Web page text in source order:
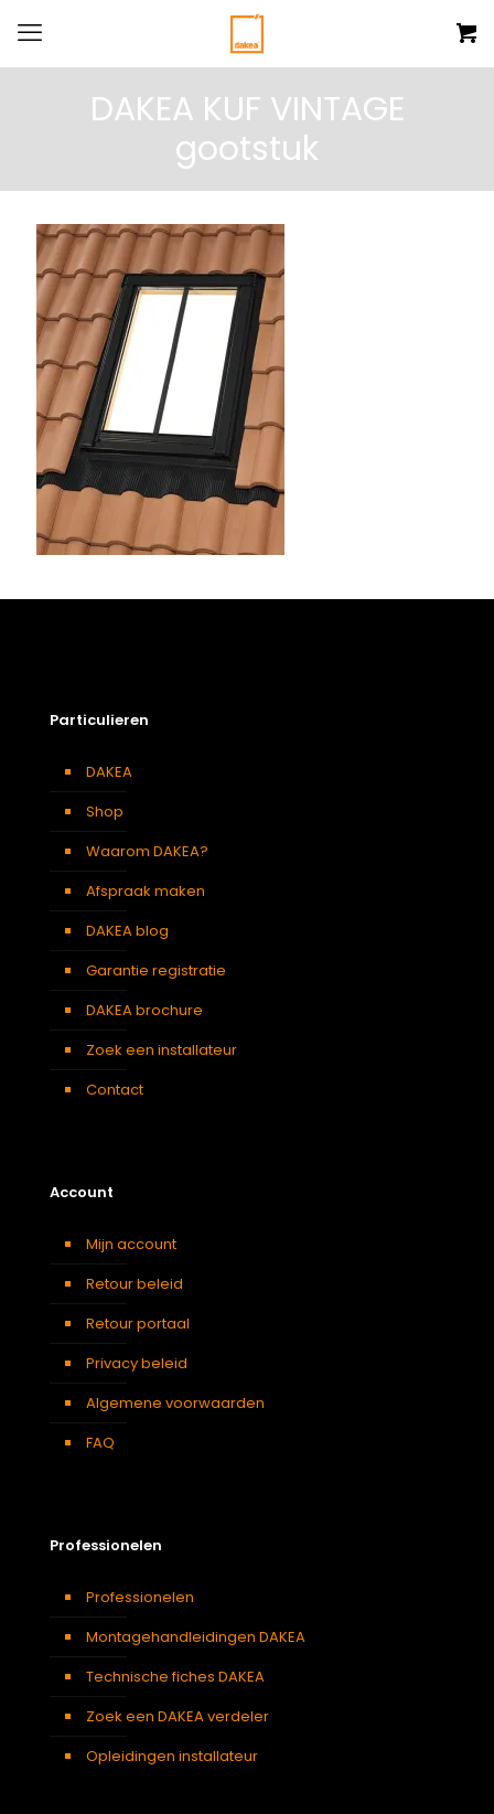
DAKEA KUF VINTAGE
gootstuk
Particulieren
DAKEA
Shop
Waarom DAKEA?
Afspraak maken
DAKEA blog
Garantie registratie
DAKEA brochure
Zoek een installateur
Contact
Account
Mijn account
Retour beleid
Retour portaal
Privacy beleid
Algemene voorwaarden
FAQ
Professionelen
Professionelen
Montagehandleidingen DAKEA
Technische fiches DAKEA
Zoek een DAKEA verdeler
Opleidingen installateur